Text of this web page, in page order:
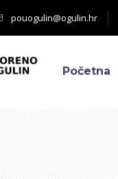
pouogulin@ogulin.hr
Početna